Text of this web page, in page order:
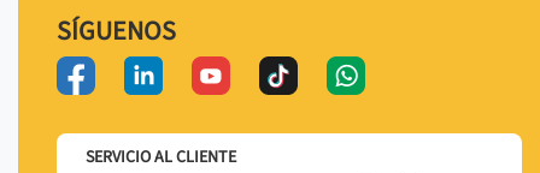
SÍGUENOS
SERVICIO AL CLIENTE